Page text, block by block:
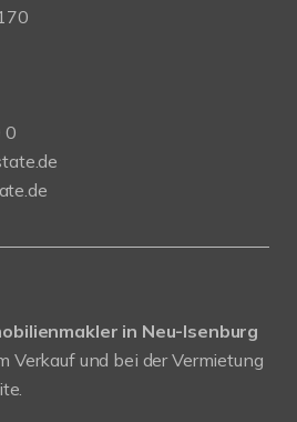
0
in Neu-Isenburg
Verkauf und bei der Vermietung